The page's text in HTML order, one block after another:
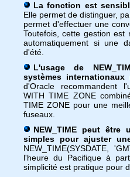
La fonction est
Elle permet de distinguer,
permet d'effectuer une
Toutefois, cette gestion
automatiquement si une
d'été.
L'usage de
systèmes internationaux
d'Oracle recommandent
WITH TIME ZONE
TIME ZONE pour une
fuseaux.
NEW_TIME peut être
simples pour ajuster
NEW_TIME(SYSDATE,
l'heure du Pacifique à
simplicité est pratique pour